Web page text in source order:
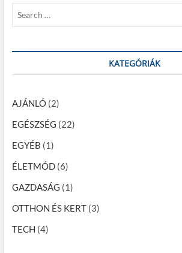
z
é
s
n
v
i
g
á
c
i
ó
s
:
:
KATEGÓRIÁK
AJÁNLÓ(2)
EGÉSZSÉG (22)
EGYÉB (1)
ÉLETMÓD(6)
GAZDASÁG (1)
OTTHON ÉS KERT(3)
TECH (4)